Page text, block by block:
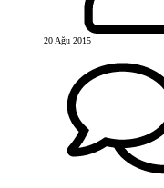
20 Ağu 2015